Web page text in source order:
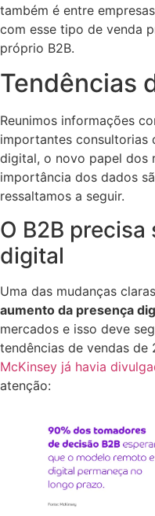
também é entre
com esse tipo de venda
próprio B2B.
Tendências
Reunimos informações
importantes consultorias
digital, o novo papel dos
importância dos dados
ressaltamos a seguir.
O B2B
digital
Uma das mudanças
aumento da presença
mercados e isso deve
tendências de vendas
McKinsey já havia
atenção: